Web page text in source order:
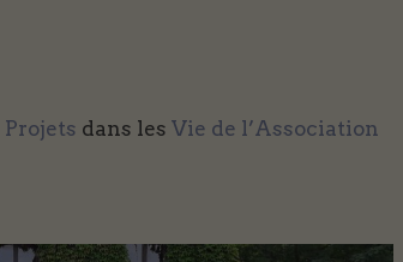
Projets dans les Vie de l’Association